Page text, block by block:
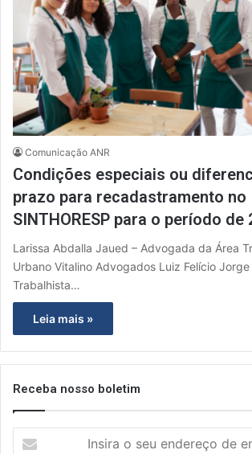
Comunicação ANR
Condições especiais ou
prazo para recadastramento no
SINTHORESP para o período de
Larissa Abdalla Jaued – Advogada da Área
Urbano Vitalino Advogados Luiz Felício
Trabalhista…
Leia mais »
Receba nosso boletim